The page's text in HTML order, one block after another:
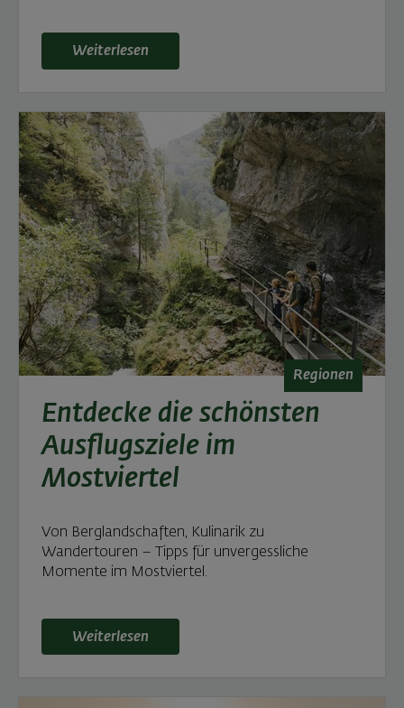
Weiterlesen: Entdecke die schönsten Ausflugsziele
Weiterlesen
Regionen
Entdecke die schönsten
Ausflugsziele im
Mostviertel
Von Berglandschaften, Kulinarik zu
Wandertouren – Tipps für unvergessliche
Momente im Mostviertel.
Weiterlesen: Entdecke die schönsten Ausflugsziele
Weiterlesen